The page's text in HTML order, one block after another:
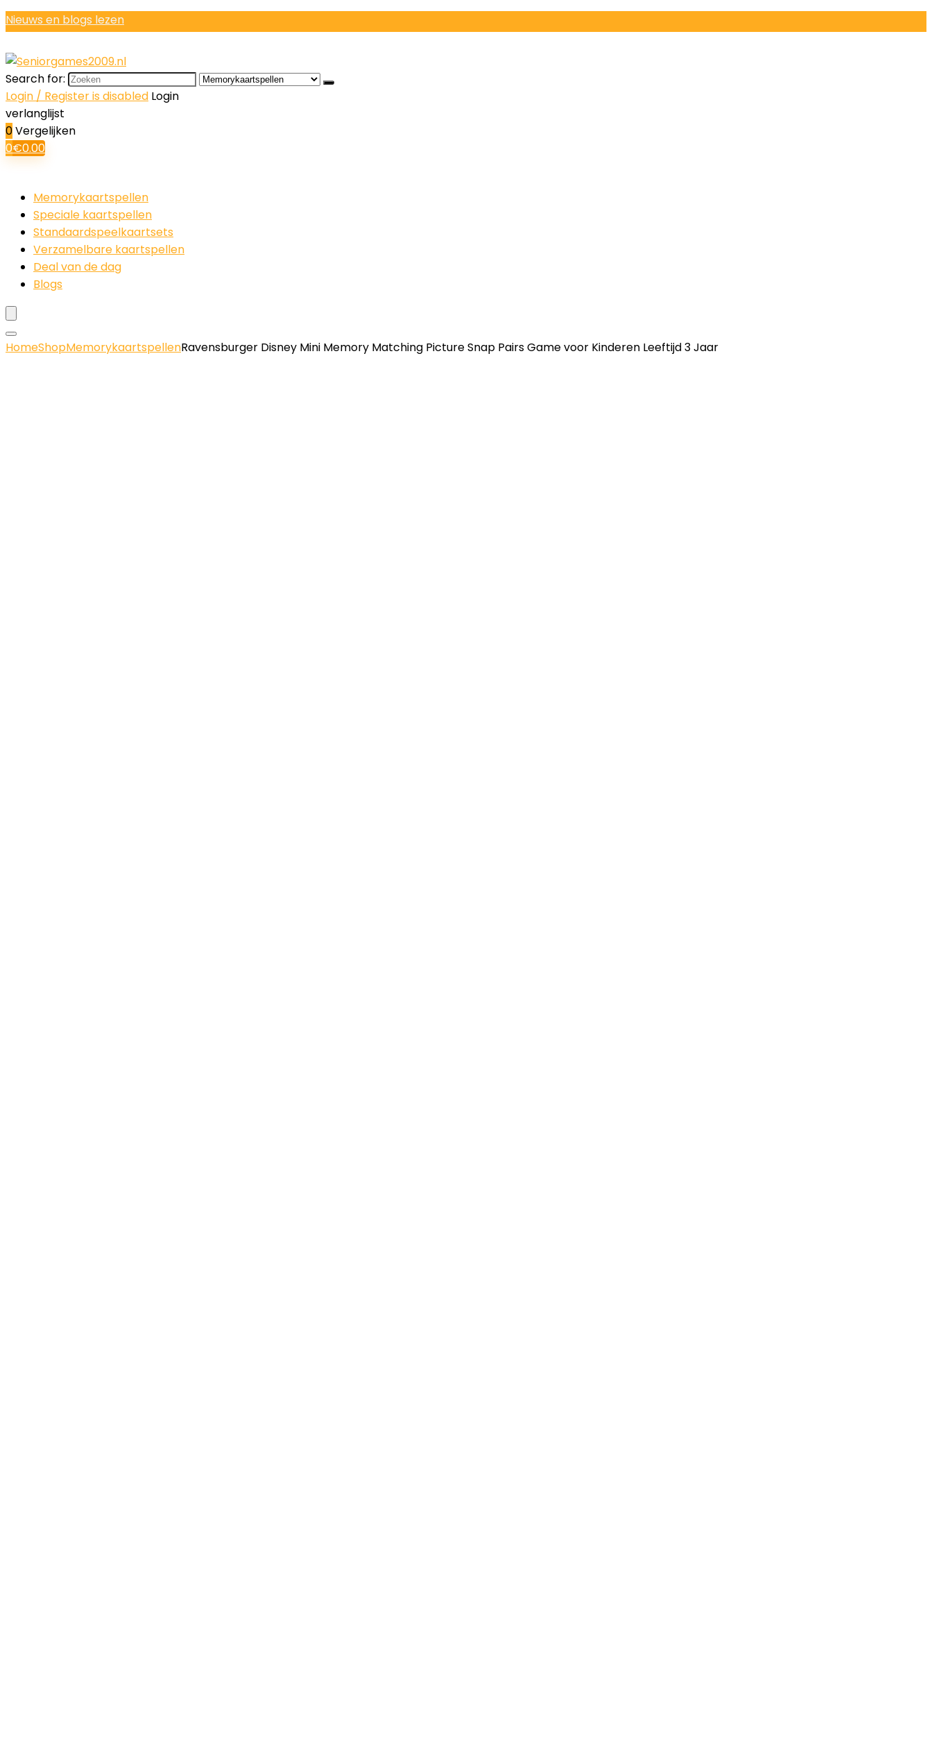
Nieuws en blogs lezen
Search for:
Login / Register is disabled Login
verlanglijst
0Vergelijken
0€0.00
Memorykaartspellen
Speciale kaartspellen
Standaardspeelkaartsets
Verzamelbare kaartspellen
Deal van de dag
Blogs
HomeShopMemorykaartspellenRavensburger Disney Mini Memory Matching Picture Snap Pairs Game voor Kinderen Leeftijd 3 Jaar